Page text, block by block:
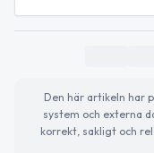
Den här artikeln har
system och externa
korrekt, sakligt och